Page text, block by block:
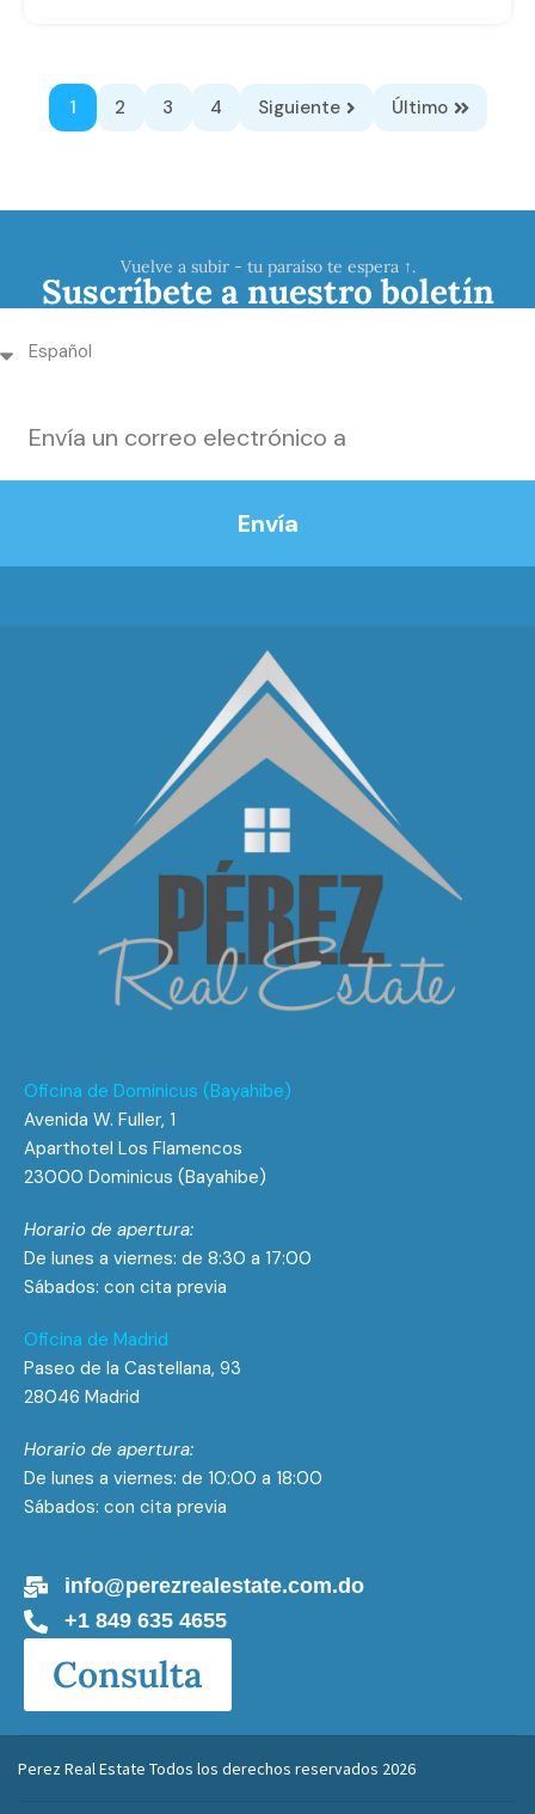
1 2 3 4 Siguiente Último
Vuelve a subir - tu paraíso te espera ↑.
Suscríbete a nuestro boletín
Envía
Oficina de Dominicus (Bayahibe)
Avenida W. Fuller, 1
Aparthotel Los Flamencos
23000 Dominicus (Bayahibe)
Horario de apertura:
De lunes a viernes: de 8:30 a 17:00
Sábados: con cita previa
Oficina de Madrid
Paseo de la Castellana, 93
28046 Madrid
Horario de apertura:
De lunes a viernes: de 10:00 a 18:00
Sábados: con cita previa
info@perezrealestate.com.do
+1 849 635 4655
Consulta
Perez Real Estate Todos los derechos reservados 2026